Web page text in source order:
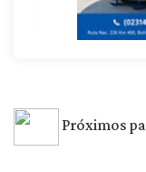
Próximos